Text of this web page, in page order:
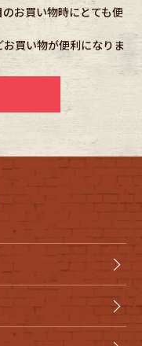
ら探す
Stall・Scarf
goods
bicycle
お買い物時にとても便
買い物が便利になりま